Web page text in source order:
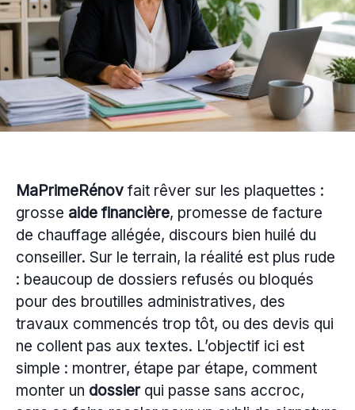
MaPrimeRénov fait rêver sur les plaquettes :
grosse aide financière, promesse de facture
de chauffage allégée, discours bien huilé du
conseiller. Sur le terrain, la réalité est plus rude
: beaucoup de dossiers refusés ou bloqués
pour des broutilles administratives, des
travaux commencés trop tôt, ou des devis qui
ne collent pas aux textes. L’objectif ici est
simple : montrer, étape par étape, comment
monter un dossierqui passe sans accroc,